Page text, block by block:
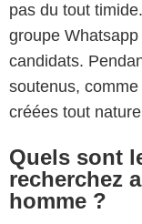
pas du tout
groupe
candidats.
soutenus,
créées tout
Quels sont
recherchez
homme ?